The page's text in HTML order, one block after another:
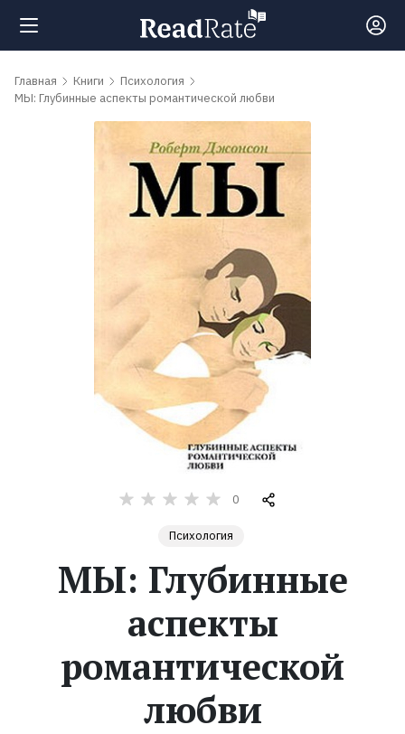
Поиск
обсуждаемые
Коллекции
Главная Книги
Психология
МЫ: Глубинные аспекты романтической любви
0
Психология
МЫ: Глубинные
аспекты
романтической
любви